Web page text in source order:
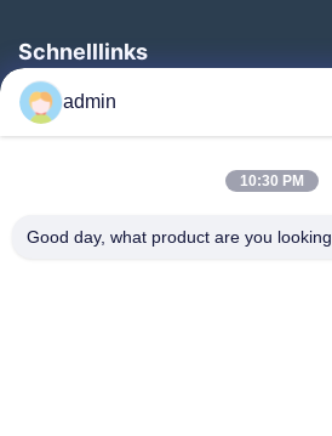
Schnelllinks
Haus
Produkte
Über Uns
admin
10:30 PM
Good day, what product are you